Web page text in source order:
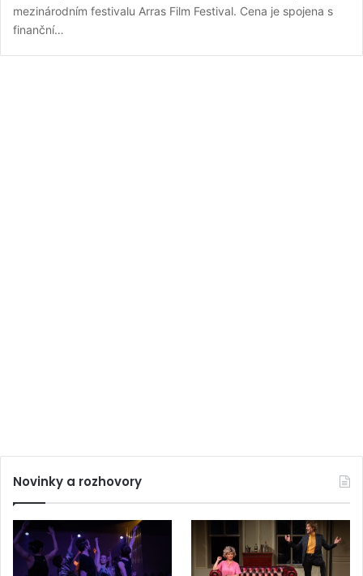
mezinárodním festivalu Arras Film Festival. Cena je spojena s
finanční…
Novinky a rozhovory